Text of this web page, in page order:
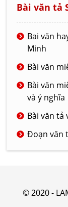
Bài văn tả
Bai văn
Minh
Bài văn
Bài văn
và ý nghĩa
Bài văn
Đoạn văn
© 2020 -